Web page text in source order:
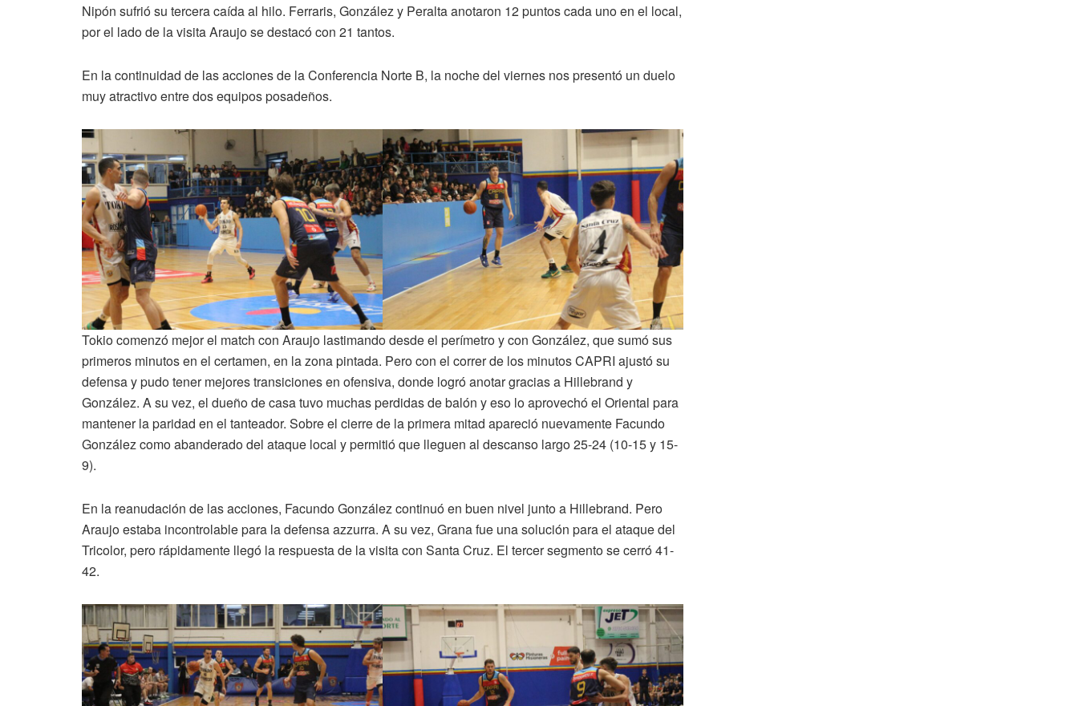
Nipón sufrió su tercera caída al hilo. Ferraris, González y Peralta anotaron 12 puntos cada uno en el local,
por el lado de la visita Araujo se destacó con 21 tantos.
En la continuidad de las acciones de la Conferencia Norte B, la noche del viernes nos presentó un duelo
muy atractivo entre dos equipos posadeños.
Tokio comenzó mejor el match con Araujo lastimando desde el perímetro y con González, que sumó sus
primeros minutos en el certamen, en la zona pintada. Pero con el correr de los minutos CAPRI ajustó su
defensa y pudo tener mejores transiciones en ofensiva, donde logró anotar gracias a Hillebrand y
González. A su vez, el dueño de casa tuvo muchas perdidas de balón y eso lo aprovechó el Oriental para
mantener la paridad en el tanteador. Sobre el cierre de la primera mitad apareció nuevamente Facundo
González como abanderado del ataque local y permitió que lleguen al descanso largo 25-24 (10-15 y 15-
9).
En la reanudación de las acciones, Facundo González continuó en buen nivel junto a Hillebrand. Pero
Araujo estaba incontrolable para la defensa azzurra. A su vez, Grana fue una solución para el ataque del
Tricolor, pero rápidamente llegó la respuesta de la visita con Santa Cruz. El tercer segmento se cerró 41-
42.